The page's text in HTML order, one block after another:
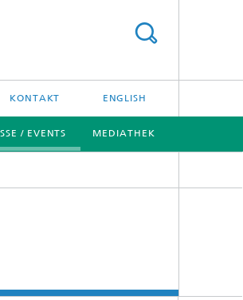
KONTAKT ENGLISH
/ EVENTS MEDIATHEK